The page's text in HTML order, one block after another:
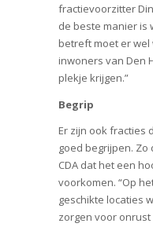
fractievoorzitter
de beste manier is
betreft moet er wel
inwoners van Den
plekje krijgen.”
Begrip
Er zijn ook fracties
goed begrijpen. Zo
CDA dat het een
voorkomen. “Op
geschikte locaties
zorgen voor onrust